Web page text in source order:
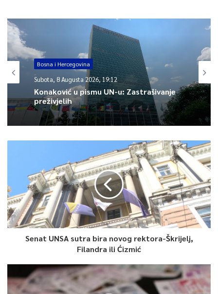
0
Article Rating
Bosna i Hercegovina
Subota, 8 Augusta 2026, 19:12
Konaković u pismu UN-u: Zastrašivanje
preživjelih
Senat UNSA sutra bira novog rektora-Škrijelj,
Filandra ili Ćizmić